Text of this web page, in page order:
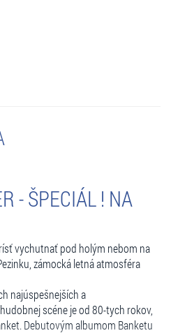
- ŠPECIÁL ! NA
vychutnať pod holým nebom na
zámocká letná atmosféra
najúspešnejších a
scéne je od 80-tych rokov,
Debutovým albumom Banketu